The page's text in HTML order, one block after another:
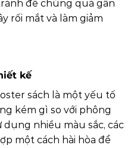
để chúng quá gần
rối mắt và làm giảm
kế
sách là một yếu tố
kém gì so với phông
nhiều màu sắc, các
một cách hài hòa để